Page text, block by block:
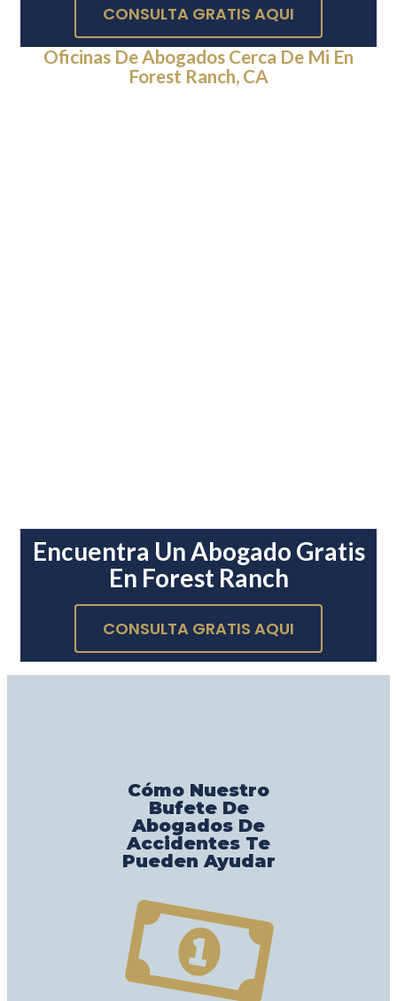
CONSULTA GRATIS AQUI
Oficinas De Abogados Cerca De Mi En
Forest Ranch, CA
Encuentra Un Abogado Gratis
En Forest Ranch
CONSULTA GRATIS AQUI
Cómo Nuestro
Bufete De
Abogados De
Accidentes Te
Pueden Ayudar